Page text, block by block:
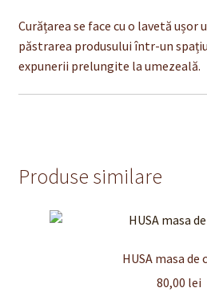
Curățarea se face cu o lavetă ușor
păstrarea produsului într-un
expunerii prelungite la umezeală.
Produse similare
HUSA masa de
80,00 lei